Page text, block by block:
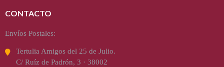
CONTACTO
Envíos Postales:
Tertulia Amigos del 25 de Julio.
C/ Ruíz de Padrón, 3 · 38002